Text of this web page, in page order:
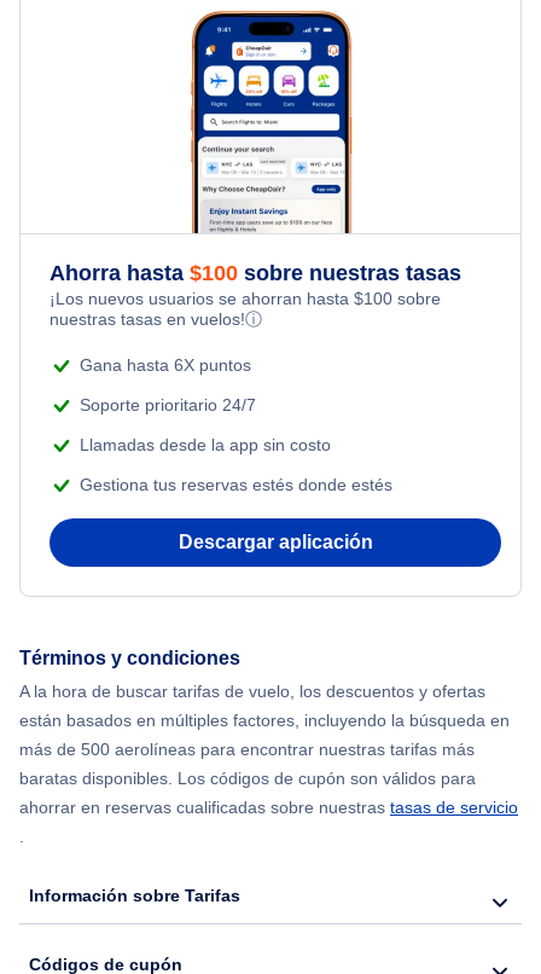
Ahorra hasta $100 sobre nuestras tasas
¡Los nuevos usuarios se ahorran hasta $100 sobre
nuestras tasas en vuelos!ⓘ
Gana hasta 6X puntos
Soporte prioritario 24/7
Llamadas desde la app sin costo
Gestiona tus reservas estés donde estés
Descargar aplicación
Términos y condiciones
A la hora de buscar tarifas de vuelo, los descuentos y ofertas
están basados en múltiples factores, incluyendo la búsqueda en
más de 500 aerolíneas para encontrar nuestras tarifas más
baratas disponibles. Los códigos de cupón son válidos para
ahorrar en reservas cualificadas sobre nuestras tasas de servicio
.
Información sobre Tarifas
Códigos de cupón